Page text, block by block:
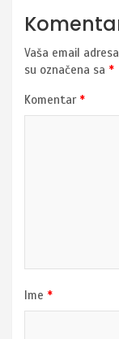
Vaša email
su označena sa *
Komentar *
Ime *